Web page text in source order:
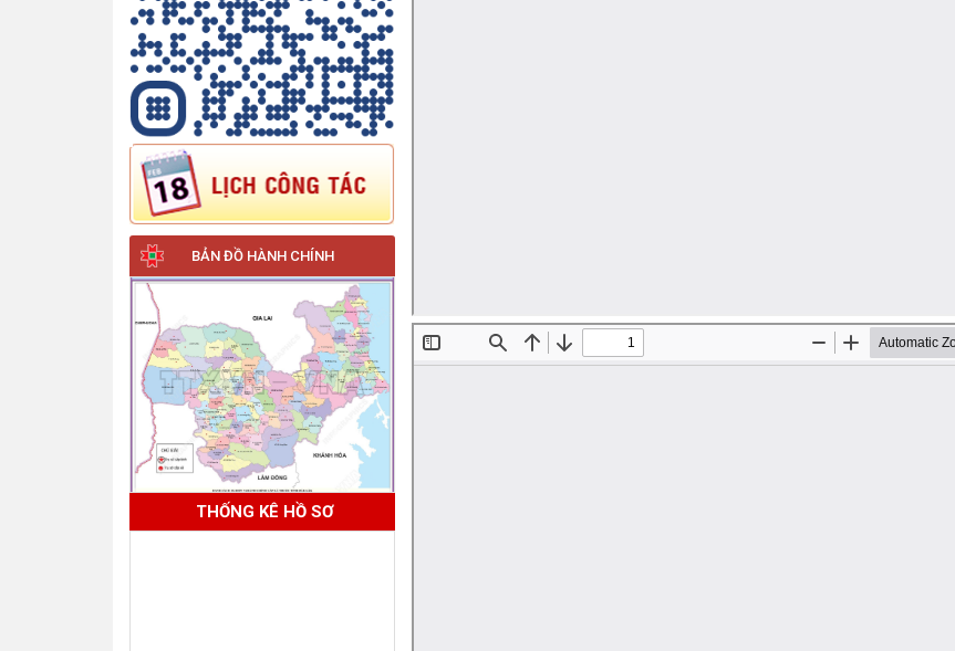
BẢN ĐỒ HÀNH CHÍNH
THỐNG KÊ HỒ SƠ